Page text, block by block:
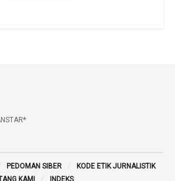
PEDOMAN SIBER
KODE ETIK JURNALISTIK
KAMI INDEKS